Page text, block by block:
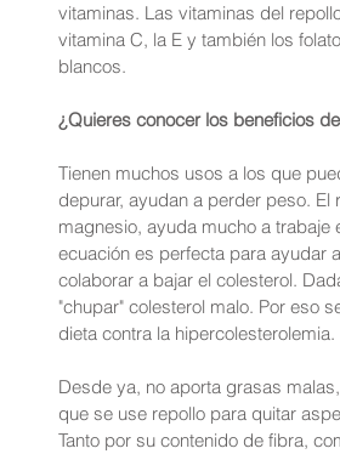
vitaminas. Las vitaminas del
vitamina C, la E y también los
blancos.
¿Quieres conocer los beneficios
Tienen muchos usos a los que
depurar, ayudan a perder peso.
magnesio, ayuda mucho a
ecuación es perfecta para ayudar
colaborar a bajar el colesterol.
"chupar" colesterol malo. Por eso
dieta contra la hipercolesterolemia.
Desde ya, no aporta grasas
que se use repollo para quitar
Tanto por su contenido de fibra,